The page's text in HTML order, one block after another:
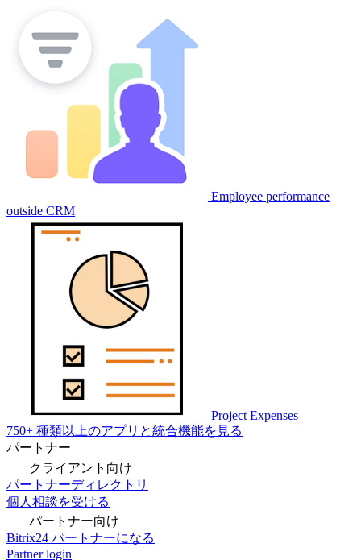
Employee performance
outside CRM
Project Expenses
750+ 種類以上のアプリと統合機能を見る
パートナー
クライアント向け
パートナーディレクトリ
個人相談を受ける
パートナー向け
Bitrix24 パートナーになる
Partner login